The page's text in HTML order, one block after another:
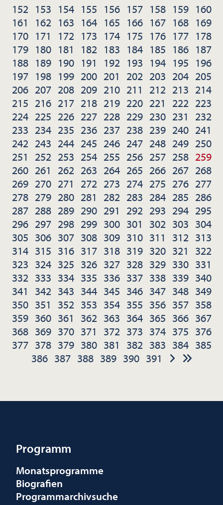
152 153 154 155 156 157 158 159 160
161
162 163 164 165 166 167 168 169
170 171 172 173 174 175 176 177 178
179 180 181 182 183 184 185 186 187
188 189 190 191 192 193 194 195 196
197 198 199 200 201 202 203 204 205
206 207 208 209 210 211 212 213 214
215 216 217 218 219 220 221 222 223
224 225 226 227 228 229 230 231
232
233 234 235 236 237 238 239 240 241
242 243 244 245 246 247 248 249 250
251
252 253 254 255 256 257 258 259
260 261 262 263 264 265 266 267 268
269 270 271 272 273 274 275 276 277
278 279 280 281 282 283 284 285 286
287 288 289 290 291 292 293 294 295
296 297 298 299 300 301 302 303 304
305 306 307 308 309 310 311 312 313
314 315 316 317 318 319 320 321
322
323 324 325 326 327 328 329 330 331
332 333 334 335 336 337 338 339 340
341
342 343 344 345 346 347 348 349
350 351 352 353 354 355 356 357 358
359 360 361 362 363 364 365 366 367
368 369 370 371 372 373 374 375 376
377 378 379 380 381 382 383 384 385
386 387 388 389 390 391
Programm
Monatsprogramme
Biografien
Programmarchivsuche